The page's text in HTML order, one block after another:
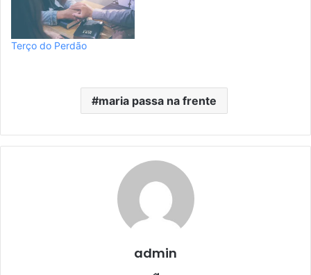
Terço do Perdão
maria passa na frente
admin